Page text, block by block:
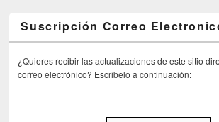
Suscripción Correo
¿Quieres recibir las actualizaciones de este sitio
correo electrónico? Escribelo a continuación: